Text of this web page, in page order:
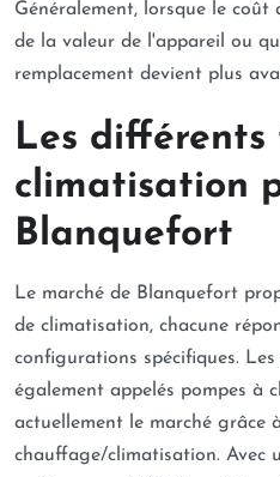
Généralement, lorsque le coût
de la valeur de l'appareil ou
remplacement devient plus
Les différents
climatisation
Blanquefort
Le marché de Blanquefort
de climatisation, chacune
configurations spécifiques.
également appelés pompes à
actuellement le marché grâce
chauffage/climatisation. Avec